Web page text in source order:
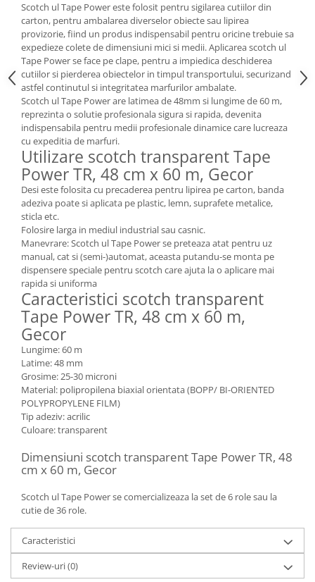
Scotch ul Tape Power este folosit pentru sigilarea cutiilor din
carton, pentru ambalarea diverselor obiecte sau lipirea
provizorie, fiind un produs indispensabil pentru oricine trebuie sa
expedieze colete de dimensiuni mici si medii. Aplicarea scotch ul
Tape Power se face pe clape, pentru a impiedica deschiderea
cutiilor si pierderea obiectelor in timpul transportului, securizand
astfel continutul si integritatea marfurilor ambalate.
Scotch ul Tape Power are latimea de 48mm si lungime de 60 m,
reprezinta o solutie profesionala sigura si rapida, devenita
indispensabila pentru medii profesionale dinamice care lucreaza
cu expeditia de marfuri.
Utilizare scotch transparent Tape
Power TR, 48 cm x 60 m, Gecor
Desi este folosita cu precaderea pentru lipirea pe carton, banda
adeziva poate si aplicata pe plastic, lemn, suprafete metalice,
sticla etc.
Folosire larga in mediul industrial sau casnic.
Manevrare: Scotch ul Tape Power se preteaza atat pentru uz
manual, cat si (semi-)automat, aceasta putandu-se monta pe
dispensere speciale pentru scotch care ajuta la o aplicare mai
rapida si uniforma
Caracteristici scotch transparent
Tape Power TR, 48 cm x 60 m,
Gecor
Lungime: 60 m
Latime: 48 mm
Grosime: 25-30 microni
Material: polipropilena biaxial orientata (BOPP/ BI-ORIENTED
POLYPROPYLENE FILM)
Tip adeziv: acrilic
Culoare: transparent
Dimensiuni scotch transparent Tape Power TR, 48
cm x 60 m, Gecor
Scotch ul Tape Power se comercializeaza la set de 6 role sau la
cutie de 36 role.
Caracteristici
Review-uri(0)